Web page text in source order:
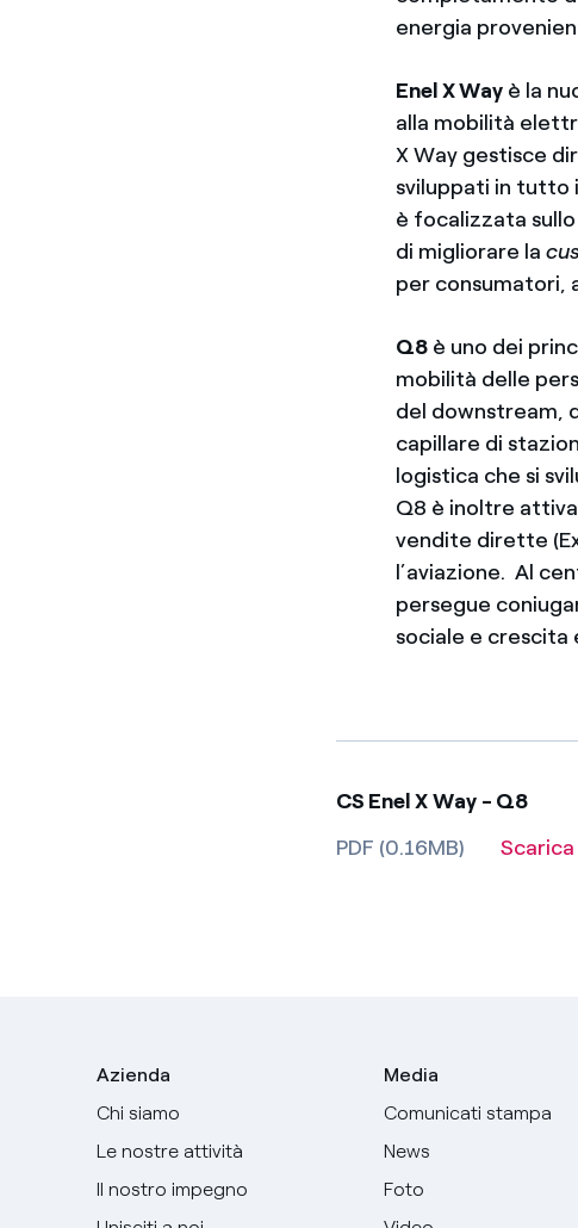
energia
Enel X Way è la
alla mobilità
X Way gestisce
sviluppati in tutto
è focalizzata
di migliorare la
per consumatori,
Q8è uno dei
mobilità delle
del downstream,
capillare di
logistica che si
Q8 è inoltre
vendite dirette
l’aviazione. Al
persegue
sociale e crescita
CS Enel X Way - Q8
PDF (0.16MB)
Scarica
Azienda
Chi siamo
Le nostre attività
Il nostro impegno
Media
Comunicati stampa
News
Foto